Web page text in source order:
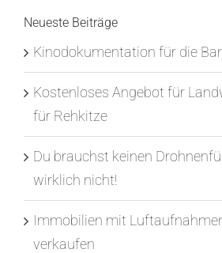
Neueste Beiträge
Kinodokumentation für die
Kostenloses Angebot für
für Rehkitze
Du brauchst keinen
wirklich nicht!
Immobilien mit
verkaufen